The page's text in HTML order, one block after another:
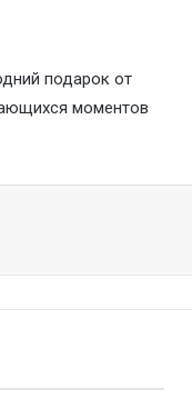
подарок от
моментов